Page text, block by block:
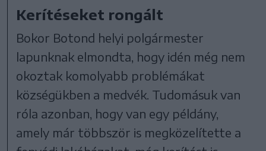
Kerítéseket rongált
Bokor Botond helyi polgármester
lapunknak elmondta, hogy idén még nem
okoztak komolyabb problémákat
községükben a medvék. Tudomásuk van
róla azonban, hogy van egy példány,
amely már többször is megközelítette a